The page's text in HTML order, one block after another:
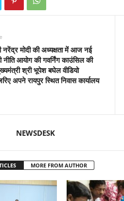
नरेंद्र मोदी की अध्यक्षता में आज नई
नीति आयोग की गवर्निंग काउंसिल की
श्री भूपेश बघेल वीडियो
अपने रायपुर स्थित निवास कार्यालय
NEWSDESK
MORE FROM AUTHOR